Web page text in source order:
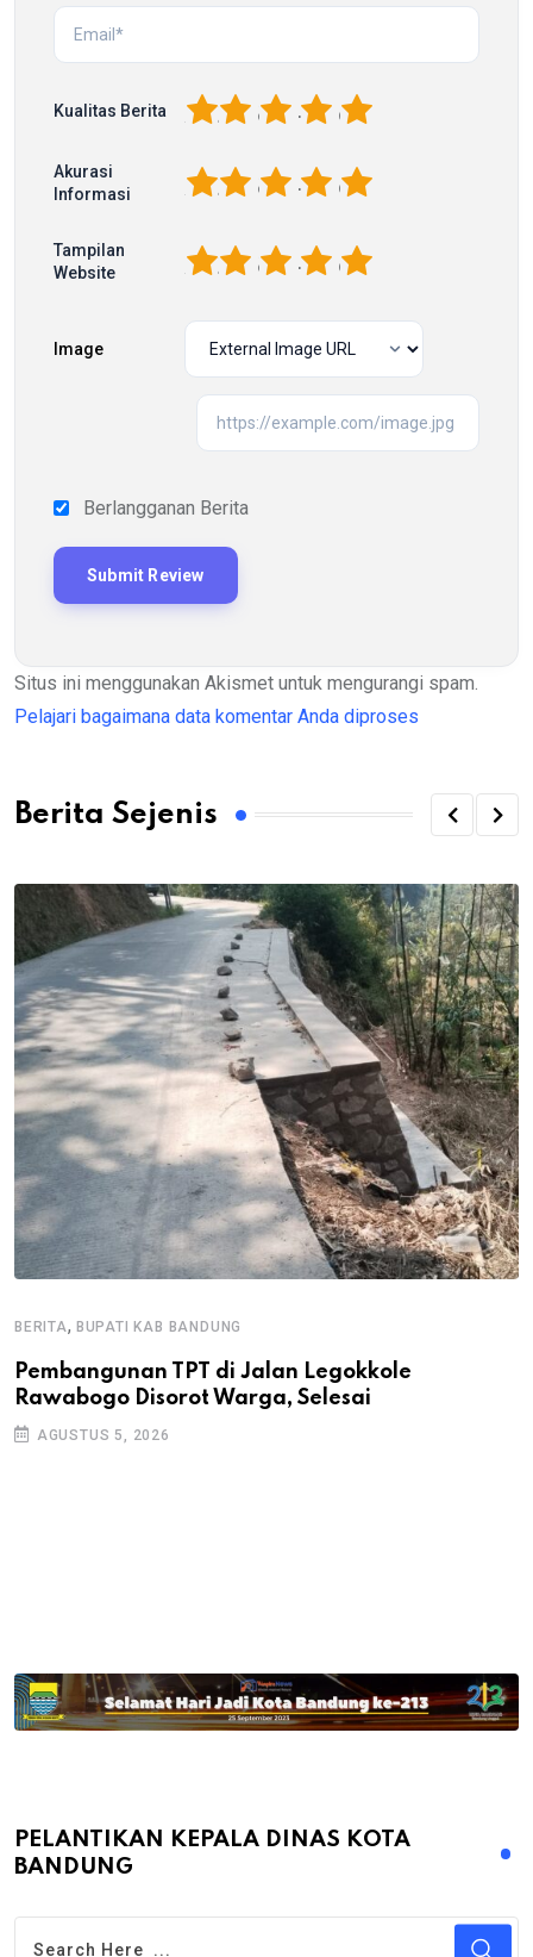
Kualitas Berita 5
4
3
2
Akurasi
Informasi
5
4
3
2
Tampilan
Website
5
4
3
2
Image
Berlangganan Berita
Situs ini menggunakan Akismet untuk mengurangi spam.
Pelajari bagaimana data komentar Anda diproses
Berita Sejenis
BERITA, BUPATI KAB BANDUNG
Pembangunan TPT di Jalan Legokkole
Rawabogo Disorot Warga, Selesai
AGUSTUS 5, 2026
PELANTIKAN KEPALA DINAS KOTA
BANDUNG